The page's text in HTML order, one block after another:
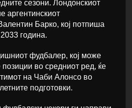
сезони. Лондонскиот
аргентинскиот
Барко, кој потпиша
година.
фудбалер, кој може
во средниот ред, ќе
на Чаби Алонсо во
подготовки.